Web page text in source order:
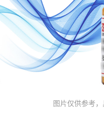
图片仅供参考，